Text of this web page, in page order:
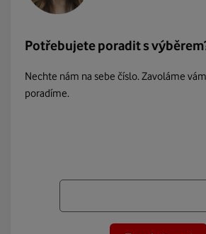
Potřebujete poradit s
Nechte nám na sebe číslo. Zavoláme
poradíme.